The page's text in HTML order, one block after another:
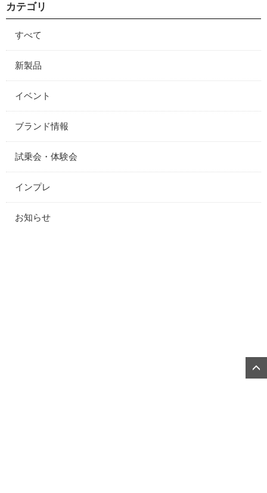
カテゴリ
すべて
新製品
イベント
ブランド情報
試乗会・体験会
インプレ
お知らせ